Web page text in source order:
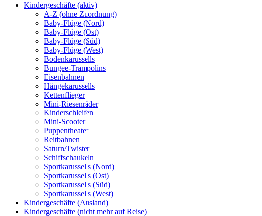
Kindergeschäfte (aktiv)
A-Z (ohne Zuordnung)
Baby-Flüge (Nord)
Baby-Flüge (Ost)
Baby-Flüge (Süd)
Baby-Flüge (West)
Bodenkarussells
Bungee-Trampolins
Eisenbahnen
Hängekarussells
Kettenflieger
Mini-Riesenräder
Kinderschleifen
Mini-Scooter
Puppentheater
Reitbahnen
Saturn/Twister
Schiffschaukeln
Sportkarussells (Nord)
Sportkarussells (Ost)
Sportkarussells (Süd)
Sportkarussells (West)
Kindergeschäfte (Ausland)
Kindergeschäfte (nicht mehr auf Reise)